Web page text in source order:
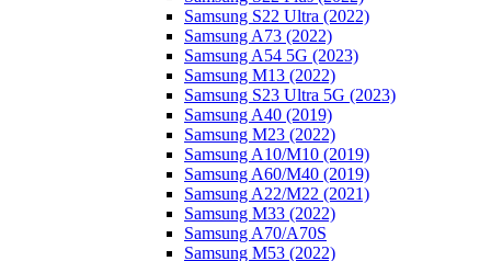
Samsung S22 Ultra (2022)
Samsung A73 (2022)
Samsung A54 5G (2023)
Samsung M13 (2022)
Samsung S23 Ultra 5G (2023)
Samsung A40 (2019)
Samsung M23 (2022)
Samsung A10/M10 (2019)
Samsung A60/M40 (2019)
Samsung A22/M22 (2021)
Samsung M33 (2022)
Samsung A70/A70S
Samsung M53 (2022)